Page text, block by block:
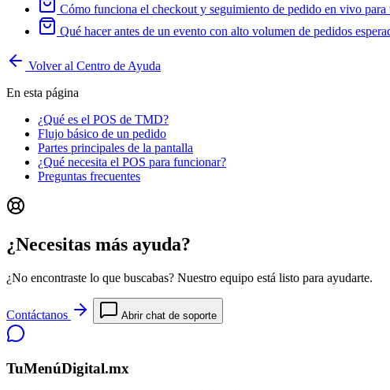
Cómo funciona el checkout y seguimiento de pedido en vivo para
Qué hacer antes de un evento con alto volumen de pedidos
Volver al Centro de Ayuda
En esta página
¿Qué es el POS de TMD?
Flujo básico de un pedido
Partes principales de la pantalla
¿Qué necesita el POS para funcionar?
Preguntas frecuentes
¿Necesitas más ayuda?
¿No encontraste lo que buscabas? Nuestro equipo está listo para ayudarte.
Contáctanos Abrir chat de soporte
TuMenúDigital.mx